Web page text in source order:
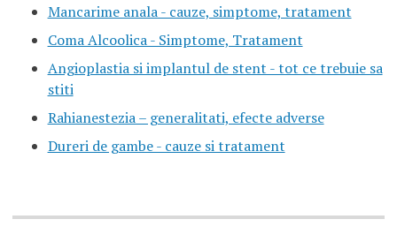
Mancarime anala - cauze, simptome, tratament
Coma Alcoolica - Simptome, Tratament
Angioplastia si implantul de stent - tot ce trebuie sa
stiti
Rahianestezia – generalitati, efecte adverse
Dureri de gambe - cauze si tratament